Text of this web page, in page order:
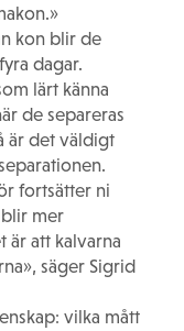
kon blir de
dagar.
lärt känna
de separeras
är det väldigt
fortsätter ni
mer
är att kalvarna
säger Sigrid
vilka mått